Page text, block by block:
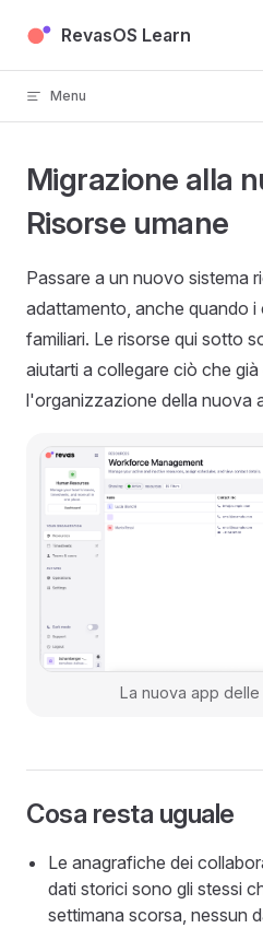
Skip to content
RevasOS Learn
Menu
Migrazione alla
Risorse umane
Passare a un nuovo sistema
adattamento, anche quando
familiari. Le risorse qui sotto
aiutarti a collegare ciò che
l'organizzazione della nuova
La nuova app
Cosa resta uguale
Le anagrafiche dei
dati storici sono gli stessi
settimana scorsa, nessun